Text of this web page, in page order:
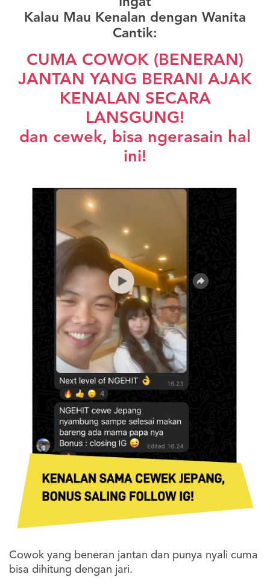
Kalau Mau Kenalan dengan Wanita
Cantik:
CUMA COWOK (BENERAN)
JANTAN YANG BERANI AJAK
KENALAN SECARA
LANSGUNG!
dan cewek, bisa ngerasain hal
ini!
Cowok yang beneran jantan dan punya nyali cuma
bisa dihitung dengan jari.